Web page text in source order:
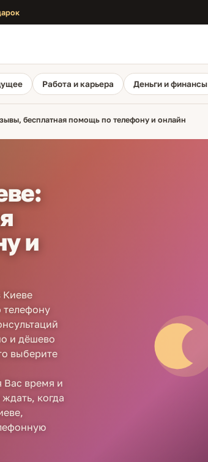
Работа и карьера Деньги и финансы
бесплатная помощь по телефону и онлайн
и
Киеве
телефону
и дёшево
выберите
Вас время и
когда